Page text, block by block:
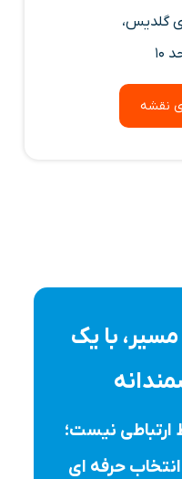
گلدیس،
نقشه
با یک
یک خط ارتباطی نیست؛
انتخاب حرفه ای